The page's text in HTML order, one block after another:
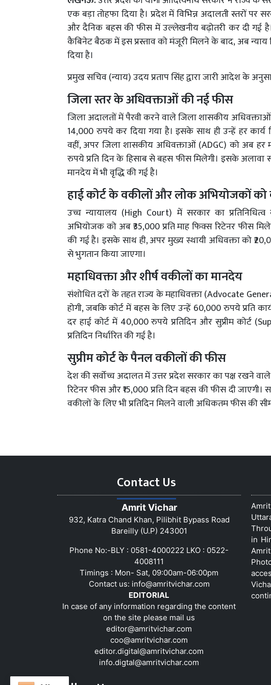
एक बड़ा तोहफा दिया है। प्रदेश में विभिन्न अदालती स्तरों
और दैनिक बहस की फीस में उल्लेखनीय बढ़ोतरी कर दी गई है।
कैबिनेट बैठक में इस प्रस्ताव को मंजूरी मिलने के बाद, अब
दिया है।
प्रमुख सचिव (न्याय) उदय प्रताप सिंह द्वारा जारी आदेश के
जिला स्तर के अधिवक्ताओं की नई फीस
जिला अदालतों में पैरवी करने वाले जिला शासकीय
14,000 रुपये कर दिया गया है। इसके साथ ही उन्हें हर
वहीं, अपर जिला शासकीय अधिवक्ताओं (ADGC) को अब
रुपये प्रति दिन के हिसाब से बहस फीस मिलेगी। इसके
मानदेय में भी वृद्धि की गई है।
हाई कोर्ट के वकीलों और लोक अभियोजकों को
उच्च न्यायालय (High Court) में सरकार का
अभियोजक को अब ₹35,000 प्रति माह फिक्स रिटेनर फीस
की गई है। इसके साथ ही, अपर मुख्य स्थायी अधिवक्ता को
से भुगतान किया जाएगा।
महाधिवक्ता और शीर्ष वकीलों का मानदेय
संशोधित दरों के तहत राज्य के महाधिवक्ता (Advocate
होगी, जबकि कोर्ट में बहस के लिए उन्हें 60,000 रुपये प्रति
दर हाई कोर्ट में 40,000 रुपये प्रतिदिन और सुप्रीम कोर्ट
प्रतिदिन निर्धारित की गई है।
सुप्रीम कोर्ट के पैनल वकीलों की फीस
देश की सर्वोच्च अदालत में उत्तर प्रदेश सरकार का पक्ष रखने
रिटेनर फीस और ₹15,000 प्रति दिन बहस की फीस दी
वकीलों के लिए भी प्रतिदिन मिलने वाली अधिकतम फीस की
Contact Us
Amrit Vichar
932, Katra Chand Khan, Pilibhit Bypass Road
Bareilly (U.P) 243001
Phone No:-BLY : 0581-4000222 LKO : 0522-
4008111
Timings : Mon- Sat, 09:00am-06:00pm
Contact us: info@amritvichar.com
EDITORIAL
In case of any information regarding the content
on the site please mail us
editor@amritvichar.com
coo@amritvichar.com
editor.digital@amritvichar.com
info.digtal@amritvichar.com
in